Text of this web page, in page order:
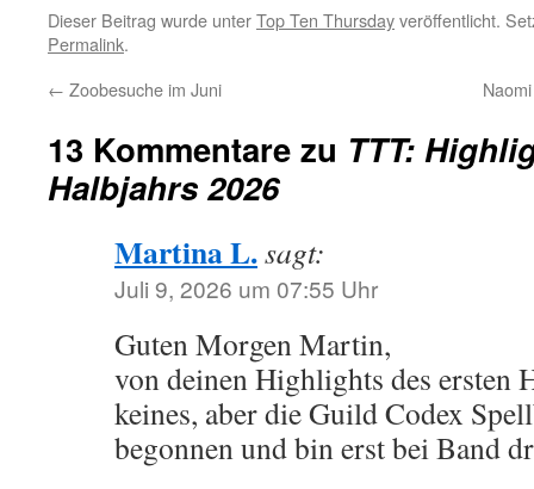
Dieser Beitrag wurde unterTop Ten Thursdayveröffentlicht.
Permalink.
← Zoobesuche im Juni
13 Kommentare zu TTT:
Halbjahrs 2026
Martina L.sagt:
Juli 9, 2026 um 07:55 Uhr
Guten Morgen Martin,
von deinen Highlights des ersten
keines, aber die Guild Codex
begonnen und bin erst bei Band